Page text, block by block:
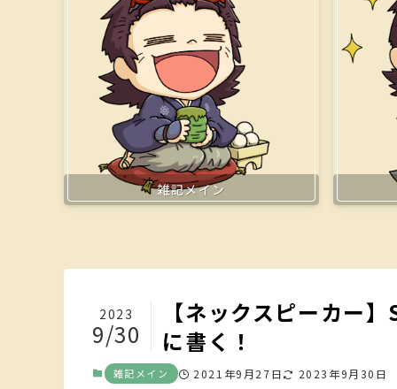
雑記メイン
【ネックスピーカー
に書く！
2023
9/30
雑記メイン 2021年9月27日 2023年9月30日